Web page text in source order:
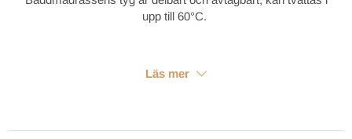
upp till 60°C.
Läs mer